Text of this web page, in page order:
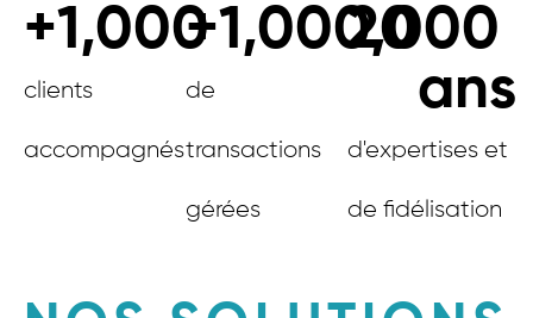
clients
accompagnés
+1,000
de
transactions
gérées
+1,000,000
d'expertises et
de fidélisation
20
ans